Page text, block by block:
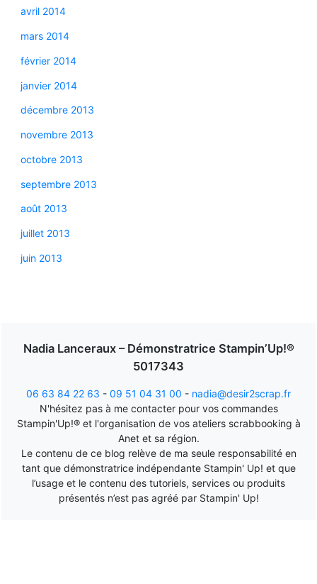
avril 2014
mars 2014
février 2014
janvier 2014
décembre 2013
novembre 2013
octobre 2013
septembre 2013
août 2013
juillet 2013
juin 2013
Nadia Lanceraux – Démonstratrice Stampin’Up!®
5017343
06 63 84 22 63 - 09 51 04 31 00 - nadia@desir2scrap.fr
N'hésitez pas à me contacter pour vos commandes
Stampin'Up!® et l'organisation de vos ateliers scrabbooking à
Anet et sa région.
Le contenu de ce blog relève de ma seule responsabilité en
tant que démonstratrice indépendante Stampin' Up! et que
l’usage et le contenu des tutoriels, services ou produits
présentés n’est pas agréé par Stampin' Up!